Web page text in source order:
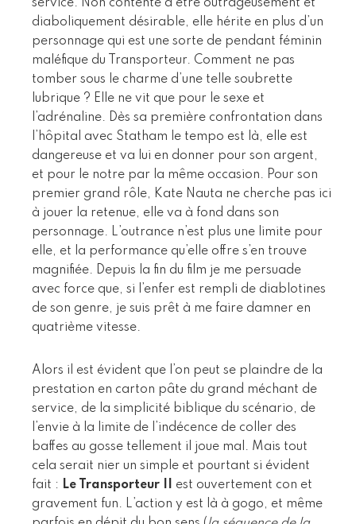
service. Non contente d’être outrageusement et
diaboliquement désirable, elle hérite en plus d’un
personnage qui est une sorte de pendant féminin
maléfique du Transporteur. Comment ne pas
tomber sous le charme d’une telle soubrette
lubrique ? Elle ne vit que pour le sexe et
l’adrénaline. Dès sa première confrontation dans
l’hôpital avec Statham le tempo est là, elle est
dangereuse et va lui en donner pour son argent,
et pour le notre par la même occasion. Pour son
premier grand rôle, Kate Nauta ne cherche pas ici
à jouer la retenue, elle va à fond dans son
personnage. L’outrance n’est plus une limite pour
elle, et la performance qu’elle offre s’en trouve
magnifiée. Depuis la fin du film je me persuade
avec force que, si l’enfer est rempli de diablotines
de son genre, je suis prêt à me faire damner en
quatrième vitesse.
Alors il est évident que l’on peut se plaindre de la
prestation en carton pâte du grand méchant de
service, de la simplicité biblique du scénario, de
l’envie à la limite de l’indécence de coller des
baffes au gosse tellement il joue mal. Mais tout
cela serait nier un simple et pourtant si évident
fait : Le Transporteur II
est ouvertement con et
gravement fun. L’action y est là à gogo, et même